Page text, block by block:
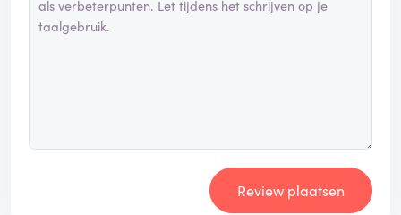
Review plaatsen